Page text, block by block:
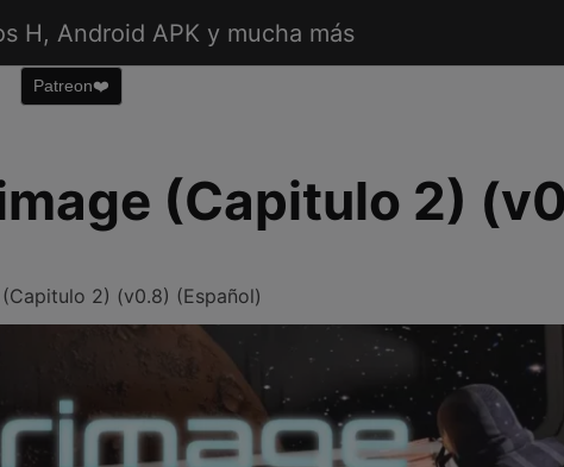
H, Android APK y mucha más
Patreon❤️
(Capitulo 2)
2) (v0.8) (Español)